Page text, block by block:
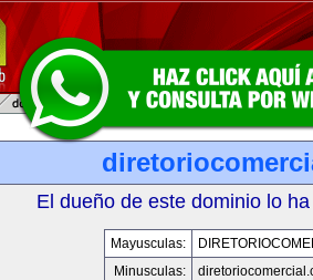
El dueño de este dominio lo
Mayusculas:
Minusculas: